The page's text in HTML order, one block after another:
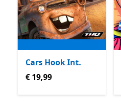
Cars Hook Int.
€ 19,99
€ 19,99